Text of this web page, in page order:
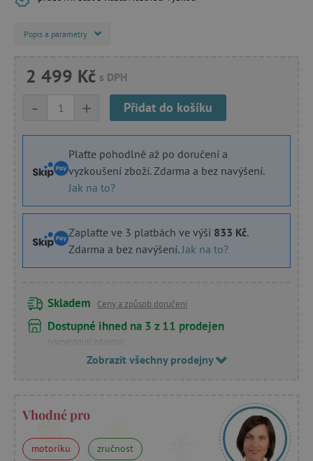
Popis a parametry
2 499 Kč s DPH
+
- Přidat do košíku
Plaťte pohodlně až po doručení a
vyzkoušení zboží. Zdarma a bez navýšení.
Jak na to?
Zaplaťte ve 3 platbách ve výši 833 Kč.
Zdarma a bez navýšení. Jak na to?
Skladem Ceny a způsob doručení
Dostupné ihned na 3 z 11 prodejen
(vyzvednutí zdarma)
Zobrazit všechny prodejny
Vhodné pro
motoriku zručnost